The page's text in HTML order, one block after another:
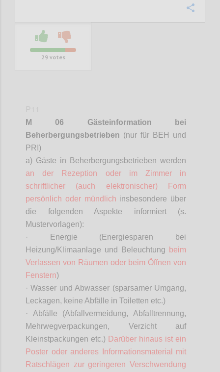
29 votes
M 06 Gästeinformation bei
Beherbergungsbetrieben (nur für BEH und
PRI)
a) Gäste in Beherbergungsbetrieben werden
an der Rezeption oder im Zimmer in
schriftlicher (auch elektronischer) Form
persönlich oder mündlich insbesondere über
die folgenden Aspekte informiert (s.
Mustervorlagen):
· Energie (Energiesparen bei
Heizung/Klimaanlage und Beleuchtung beim
Verlassen von Räumen oder beim Öffnen von
Fenstern)
· Wasser und Abwasser (sparsamer Umgang,
Leckagen, keine Abfälle in Toiletten etc.)
· Abfälle (Abfallvermeidung, Abfalltrennung,
Mehrwegverpackungen, Verzicht auf
Kleinstpackungen etc.) Darüber hinaus ist ein
Poster oder anderes Informationsmaterial mit
Ratschlägen zur geringeren Verschwendung